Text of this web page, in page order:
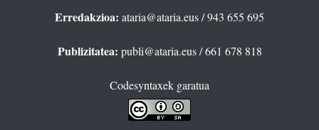
Erredakzioa: ataria@ataria.eus/ 943 655 695
Publizitatea: publi@ataria.eus/ 661 678 818
Codesyntaxek garatua